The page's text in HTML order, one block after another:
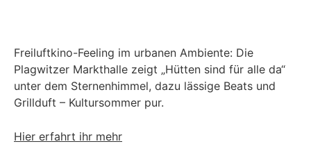
Freiluftkino-Feeling im urbanen Ambiente: Die
Plagwitzer Markthalle zeigt „Hütten sind für alle da“
unter dem Sternenhimmel, dazu lässige Beats und
Grillduft – Kultursommer pur.
Hier erfahrt ihr mehr